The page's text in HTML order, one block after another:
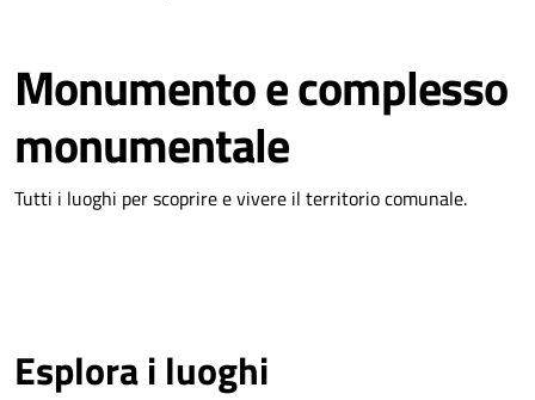
Monumento e complesso
monumentale
Tutti i luoghi per scoprire e vivere il territorio comunale.
Esplora i luoghi